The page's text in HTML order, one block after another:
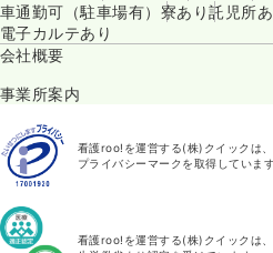
車通勤可（駐車場有） 寮あり託児所あ
電子カルテあり
会社概要
事業所案内
看護roo!を運営する(株)クイックは
プライバシーマークを取得しています
看護roo!を運営する(株)クイックは